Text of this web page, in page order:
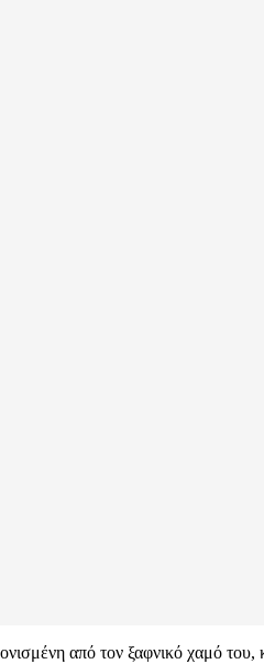
από τον ξαφνικό χαμό